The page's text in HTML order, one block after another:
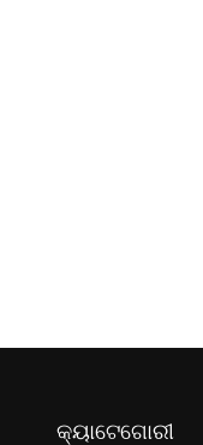
କ୍ୟାଟେଗୋରୀ